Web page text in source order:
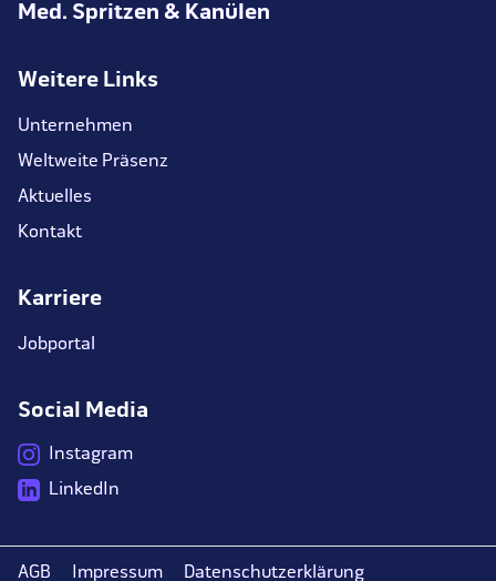
Med. Spritzen & Kanülen
Weitere Links
Unternehmen
Weltweite Präsenz
Aktuelles
Kontakt
Karriere
Jobportal
Social Media
Instagram
LinkedIn
AGB Impressum Datenschutzerklärung